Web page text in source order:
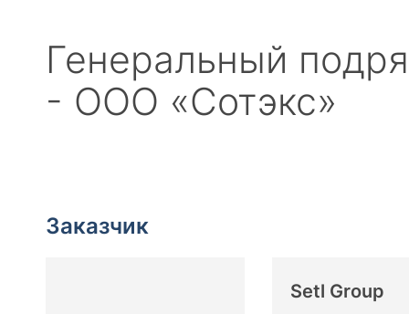
Генеральный
- ООО «Сотэкс»
Заказчик
Setl Group